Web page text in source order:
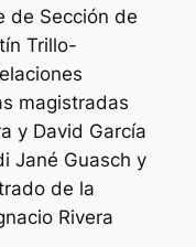
de Sección de
Trillo-
magistradas
y David García
Jané Guasch y
de la
Rivera